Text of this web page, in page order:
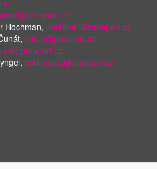
Hochman, hochman@prosport.cz
cunat@prosport.cz
reklamace@prosport.cz